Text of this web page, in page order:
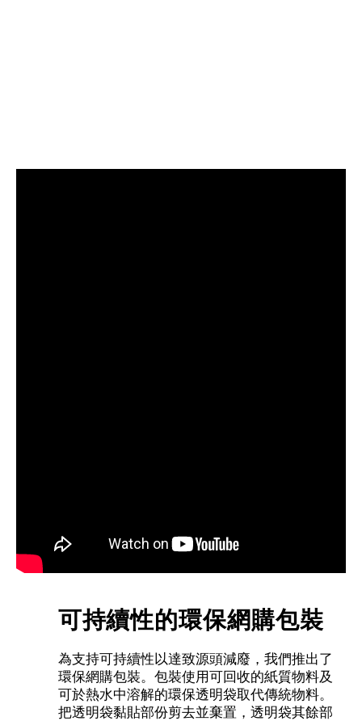
可持續性的環保網購包裝
為支持可持續性以達致源頭減廢，我們推出了
環保網購包裝。包裝使用可回收的紙質物料及
可於熱水中溶解的環保透明袋取代傳統物料。
把透明袋黏貼部份剪去並棄置，透明袋其餘部